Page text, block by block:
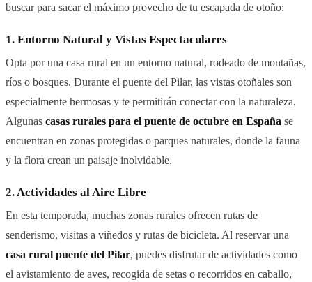
buscar para sacar el máximo provecho de tu escapada de otoño:
1. Entorno Natural y Vistas Espectaculares
Opta por una casa rural en un entorno natural, rodeado de montañas,
ríos o bosques. Durante el puente del Pilar, las vistas otoñales son
especialmente hermosas y te permitirán conectar con la naturaleza.
Algunas casas rurales para el puente de octubre en España se
encuentran en zonas protegidas o parques naturales, donde la fauna
y la flora crean un paisaje inolvidable.
2.Actividades al Aire Libre
En esta temporada, muchas zonas rurales ofrecen rutas de
senderismo, visitas a viñedos y rutas de bicicleta. Al reservar una
casa rural puente del Pilar, puedes disfrutar de actividades como
el avistamiento de aves, recogida de setas o recorridos en caballo,